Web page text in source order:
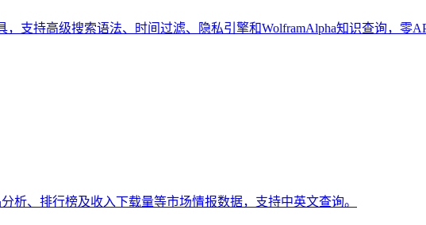
支持高级搜索语法、时间过滤、隐私引擎和WolframAlpha知识查询，零
析、排行榜及收入下载量等市场情报数据，支持中英文查询。